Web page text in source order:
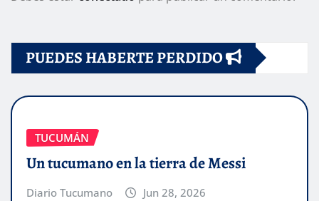
PUEDES HABERTE PERDIDO
TUCUMÁN
Un tucumano en la tierra de Messi
Diario Tucumano Jun 28, 2026